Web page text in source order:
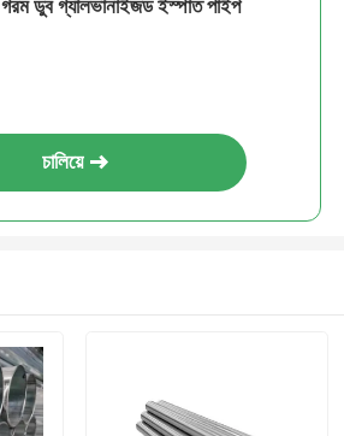
গরম ডুব গ্যালভানাইজড ইস্পাত পাইপ
চালিয়ে